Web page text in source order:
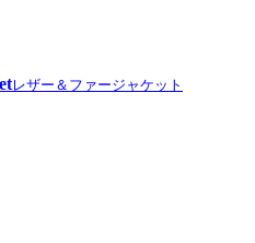
レザー＆ファージャケット